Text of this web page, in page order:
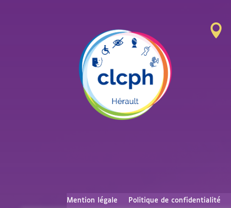

Mention légale Politique de confidentialité